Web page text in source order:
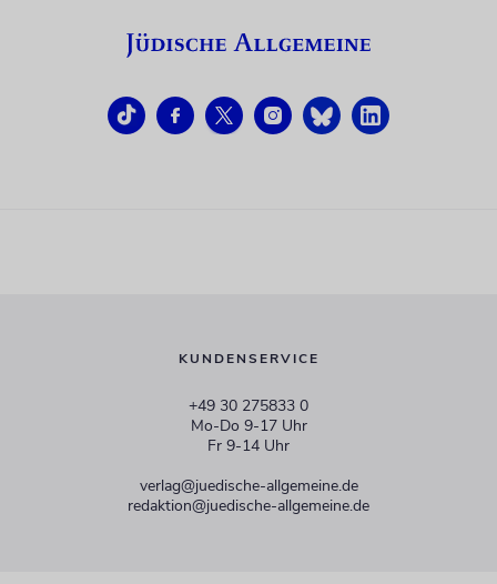
KUNDENSERVICE
+49 30 275833 0
Mo-Do 9-17 Uhr
Fr 9-14 Uhr
verlag@juedische-allgemeine.de
redaktion@juedische-allgemeine.de